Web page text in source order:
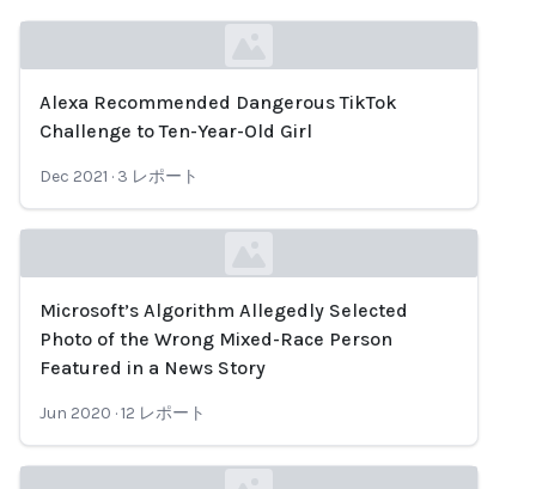
Loading...
Alexa Recommended Dangerous TikTok
Challenge to Ten-Year-Old Girl
Dec 2021 · 3 レポート
Loading...
Microsoft’s Algorithm Allegedly Selected
Photo of the Wrong Mixed-Race Person
Featured in a News Story
Jun 2020 ·12 レポート